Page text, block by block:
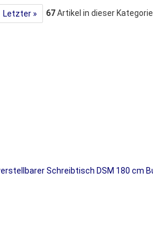
Letzter » 67Artikel in dieser Kategorie